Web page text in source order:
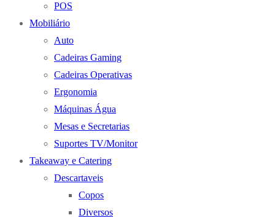
POS
Mobiliário
Auto
Cadeiras Gaming
Cadeiras Operativas
Ergonomia
Máquinas Água
Mesas e Secretarias
Suportes TV/Monitor
Takeaway e Catering
Descartaveis
Copos
Diversos